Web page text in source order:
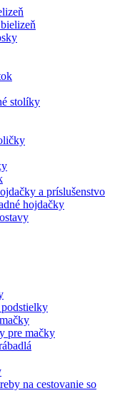
stolíky
a príslušenstvo
hojdačky
pre mačky
na cestovanie so